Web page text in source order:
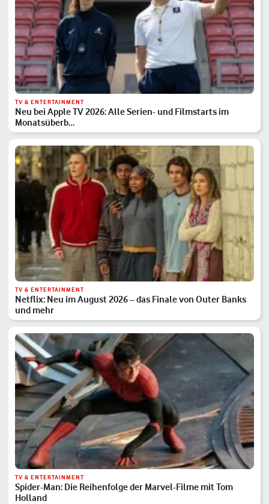
TV & ENTERTAINMENT
Neu bei Apple TV 2026: Alle Serien- und Filmstarts im
Monatsüberb…
TV & ENTERTAINMENT
Netflix: Neu im August 2026 – das Finale von Outer Banks
und mehr
TV & ENTERTAINMENT
Spider-Man: Die Reihenfolge der Marvel-Filme mit Tom
Holland